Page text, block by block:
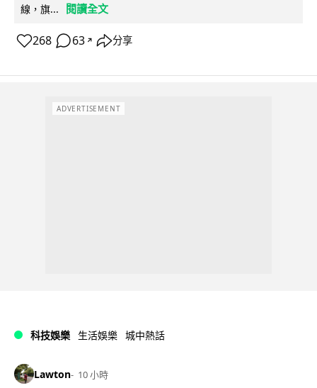
線，旗...
閱讀全文
268 63 ↗ 分享
ADVERTISEMENT
科技娛樂 生活娛樂 城中熱話
Lawton 10 小時